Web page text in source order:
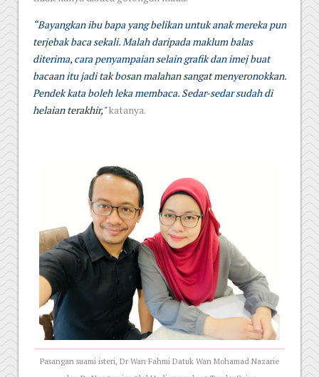
“Bayangkan ibu bapa yang belikan untuk anak mereka pun
terjebak baca sekali. Malah daripada maklum balas
diterima, cara penyampaian selain grafik dan imej buat
bacaan itu jadi tak bosan malahan sangat menyeronokkan.
Pendek kata boleh leka membaca. Sedar-sedar sudah di
helaian terakhir,"katanya.
Pasangan suami isteri, Dr Wan Fahmi Datuk Wan Mohamad Nazarie